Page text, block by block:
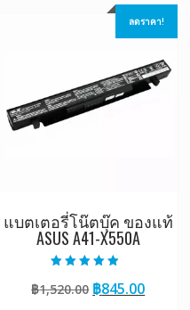
ลดราคา!
แบตเตอรี่โน๊ตบุ๊ค ของแท้
ASUS A41-X550A
5.00
ตั้งแต่ 1-5
฿1,520.00 Original
฿845.00